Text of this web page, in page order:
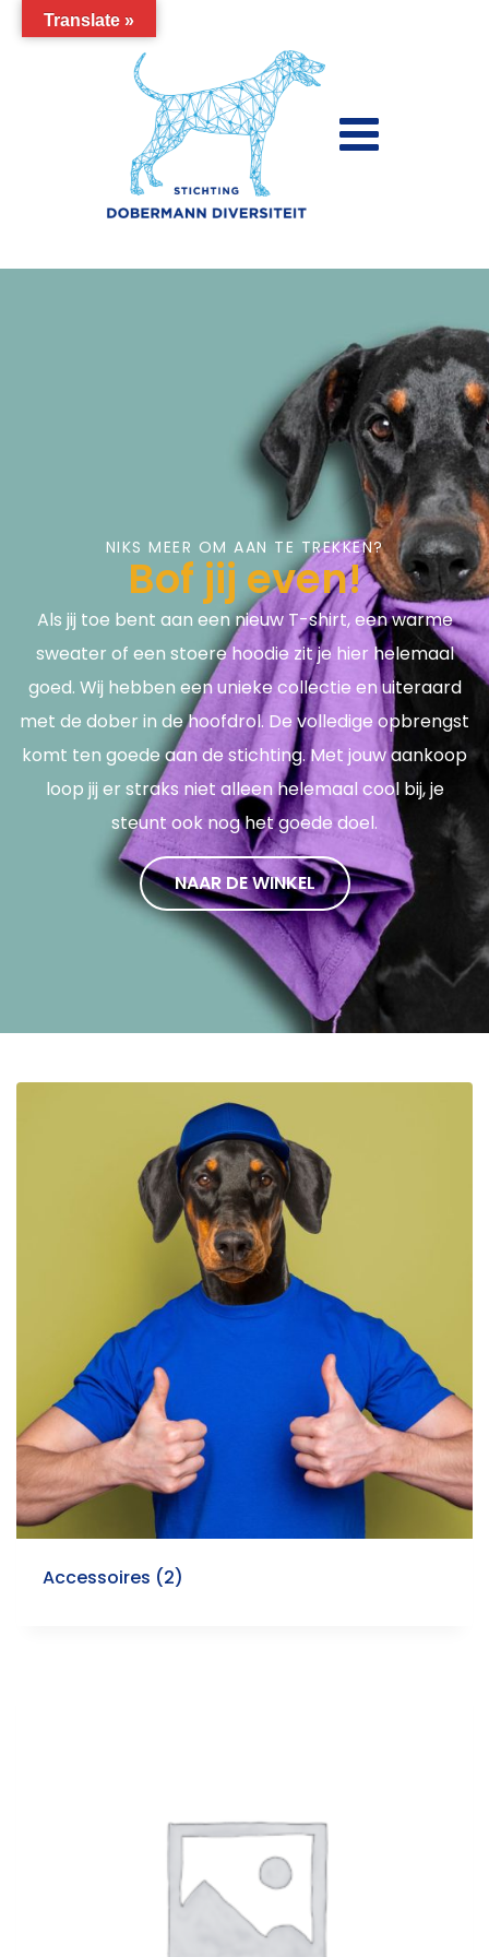
NIKS MEER OM AAN TE TREKKEN?
Bof jij even!
Als jij toe bent aan een nieuw T-shirt, een warme
sweater of een stoere hoodie zit je hier helemaal
goed. Wij hebben een unieke collectie en uiteraard
met de dober in de hoofdrol. De volledige opbrengst
komt ten goede aan de stichting. Met jouw aankoop
loop jij er straks niet alleen helemaal cool bij, je
steunt ook nog het goede doel.
NAAR DE WINKEL
Accessoires (2)
Translate »